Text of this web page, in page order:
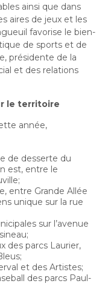
ainsi que dans
aires de jeux et les
favorise le bien-
de sports et de
présidente de la
et des relations
le territoire
année,
de desserte du
est, entre le
entre Grande Allée
unique sur la rue
sur l’avenue
des parcs Laurier,
et des Artistes;
des parcs Paul-